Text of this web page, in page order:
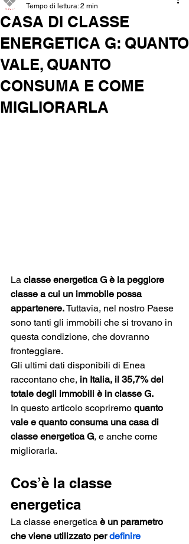
CASA DI CLASSE
ENERGETICA G: QUANTO
VALE, QUANTO
CONSUMA E COME
MIGLIORARLA
Tempo di lettura: 2 min
La classe energetica G è la peggiore
classe a cui un immobile possa
appartenere. Tuttavia, nel nostro Paese
sono tanti gli immobili che si trovano in
questa condizione, che dovranno
fronteggiare.
Gli ultimi dati disponibili di Enea
raccontano che, in Italia, il 35,7% del
totale degli immobili è in classe G.
In questo articolo scopriremo quanto
vale e quanto consuma una casa di
classe energetica G, e anche come
migliorarla.
Cos’è la classe
energetica
La classe energetica è un parametro
che viene utilizzato per definire